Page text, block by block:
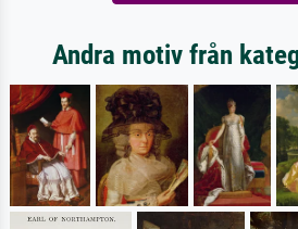
Andra motiv från